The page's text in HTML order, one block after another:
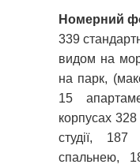
Номерний
339
видом на
на парк,
15
корпусах
студії,
спальнею,